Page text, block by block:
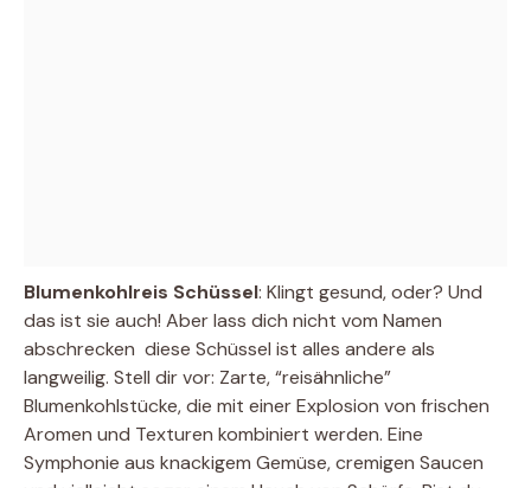
Blumenkohlreis Schüssel: Klingt gesund, oder? Und
das ist sie auch! Aber lass dich nicht vom Namen
abschrecken  diese Schüssel ist alles andere als
langweilig. Stell dir vor: Zarte, “reisähnliche”
Blumenkohlstücke, die mit einer Explosion von frischen
Aromen und Texturen kombiniert werden. Eine
Symphonie aus knackigem Gemüse, cremigen Saucen